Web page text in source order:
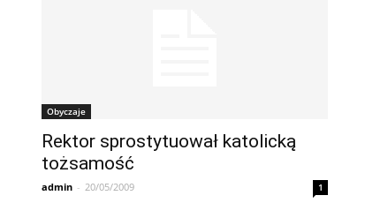
Obyczaje
Rektor sprostytuował katolicką
tożsamość
admin - 20/05/2009 1